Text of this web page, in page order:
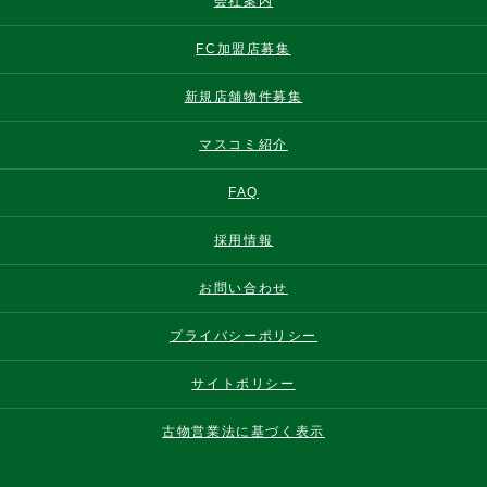
FC加盟店募集
新規店舗物件募集
マスコミ紹介
FAQ
採用情報
お問い合わせ
プライバシーポリシー
サイトポリシー
古物営業法に基づく表示